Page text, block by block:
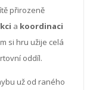
přirozeně
a koordinaci
si hru užije celá
oddíl.
už od raného